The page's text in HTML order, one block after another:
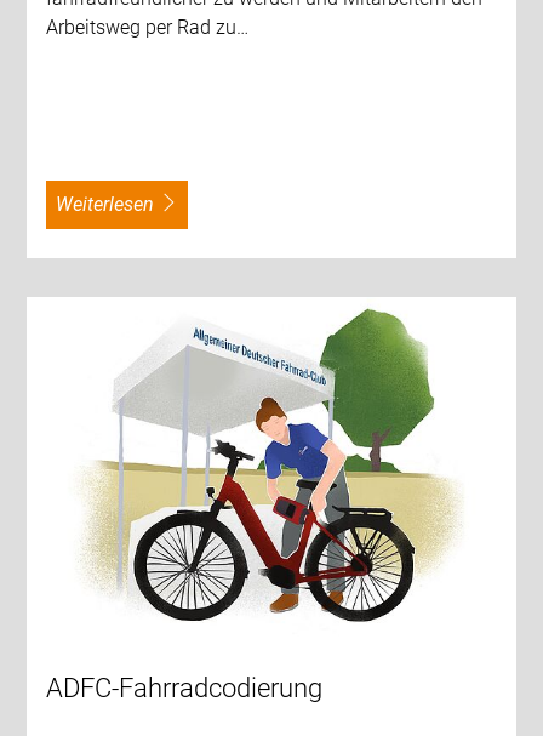
Arbeitsweg per Rad zu…
weiterlesen
ADFC-Fahrradcodierung